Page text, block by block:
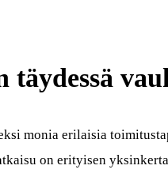
täydessä
monia erilaisia
on erityisen